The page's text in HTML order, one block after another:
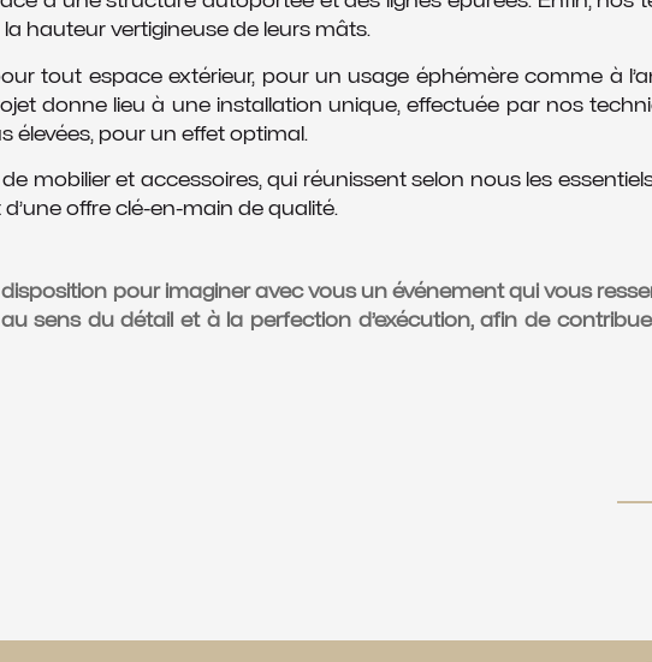
hauteur vertigineuse de leurs mâts.
tout espace extérieur, pour un usage éphémère comme à
donne lieu à une installation unique, effectuée par nos
élevées, pour un effet optimal.
mobilier et accessoires, qui réunissent selon nous les essentiels
offre clé-en-main de qualité.
pour imaginer avec vous un événement qui vous
sens du détail et à la perfection d’exécution, afin de